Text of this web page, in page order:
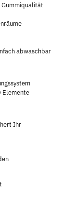
abwaschbar
Elemente
Ihr